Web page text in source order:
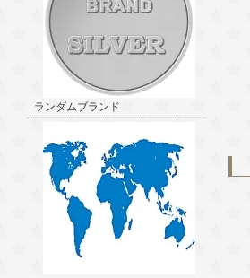
ランダムブランド